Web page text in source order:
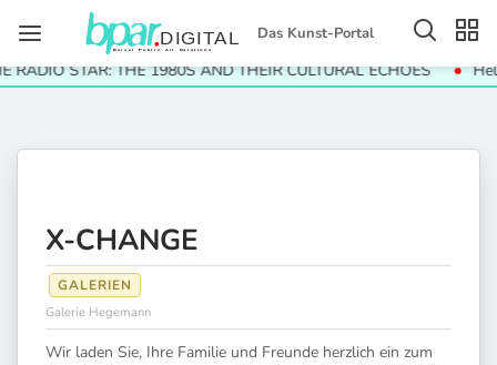
Das Kunst-Portal
STAR: THE 1980S AND THEIR CULTURAL ECHOES Helga
X-CHANGE
GALERIEN
Galerie Hegemann
Wir laden Sie, Ihre Familie und Freunde herzlich ein zum